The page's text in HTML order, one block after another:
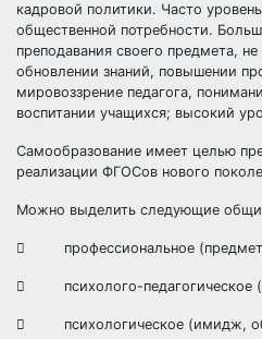
кадровой политики. Часто
общественной потребности.
преподавания своего предмета,
обновлении знаний, повышении
мировоззрение педагога,
воспитании учащихся; высокий
Самообразование имеет целью
реализации ФГОСов нового
Можно выделить следующие
 профессиональное (предмет
 психолого-педагогическое
 психологическое (имидж,